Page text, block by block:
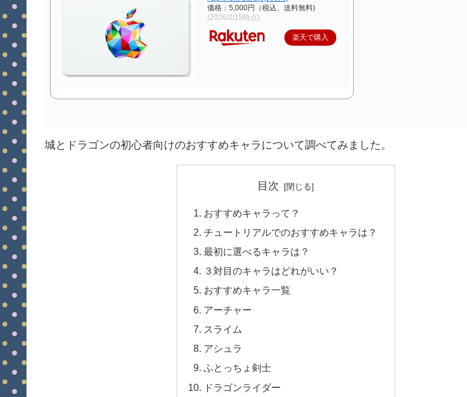
価格：5,000円（税込、送料無料)
(2026/2/15時点)
楽天で購入
城とドラゴンの初心者向けのおすすめキャラについて調べてみました。
目次
おすすめキャラって？
チュートリアルでのおすすめキャラは？
最初に選べるキャラは？
３対目のキャラはどれがいい？
おすすめキャラ一覧
アーチャー
スライム
アシュラ
ふとっちょ剣士
ドラゴンライダー